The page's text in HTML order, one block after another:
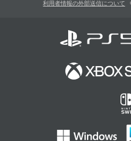
利用者情報の外部送信について